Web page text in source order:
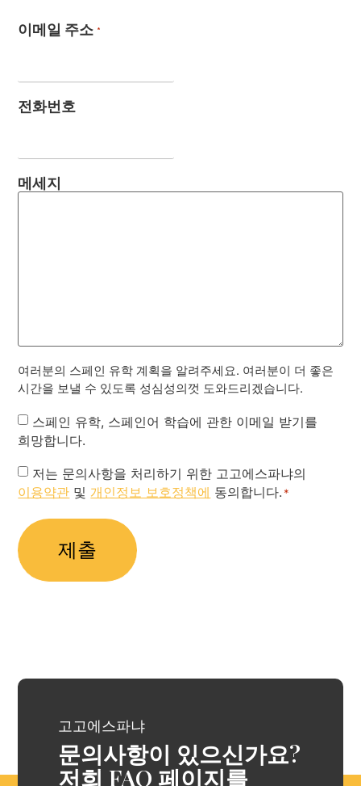
이메일 주소 *
전화번호
메세지
여러분의 스페인 유학 계획을 알려주세요. 여러분이 더 좋은
시간을 보낼 수 있도록 성심성의껏 도와드리겠습니다.
Newsletter
스페인 유학, 스페인어 학습에 관한 이메일 받기를
희망합니다.
Privacy
Policy
저는 문의사항을 처리하기 위한 고고에스파냐의
이용약관 및 개인정보 보호정책에 동의합니다. *
고고에스파냐
문의사항이 있으신가요?
저희 FAQ 페이지를